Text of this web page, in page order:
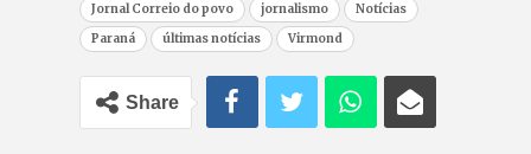
Jornal Correio do povo
jornalismo
Notícias
Paraná
últimas notícias Virmond
Share